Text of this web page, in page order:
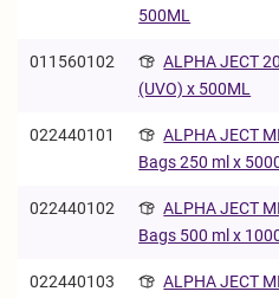
500ML
011560102
ALPHA JECT
(UVO) x 500ML
022440101
ALPHA JECT
Bags 250 ml x
022440102
ALPHA JECT
Bags 500 ml x
022440103
ALPHA JECT